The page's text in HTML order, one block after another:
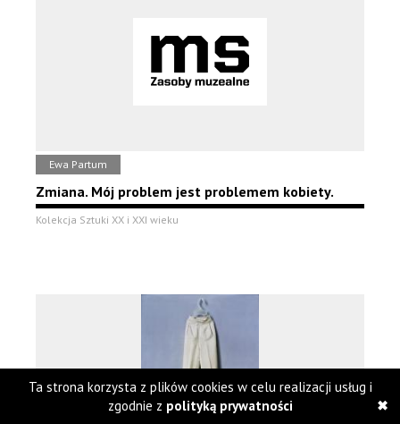
Ewa Partum
Zmiana. Mój problem jest problemem kobiety.
Kolekcja Sztuki XX i XXI wieku
Ta strona korzysta z plików cookies w celu realizacji usług i
zgodnie z polityką prywatności